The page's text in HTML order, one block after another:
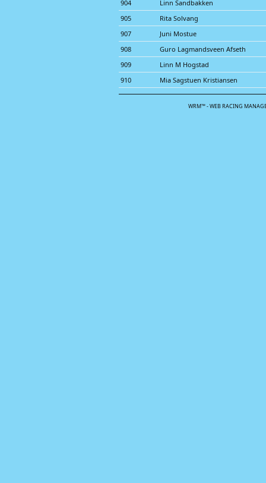
904
Linn Sandbakken
905
Rita Solvang
907
Juni Mostue
908
Guro Lagmandsveen Afseth
909
Linn M Hogstad
910
Mia Sagstuen Kristiansen
WRM™ - WEB RACING